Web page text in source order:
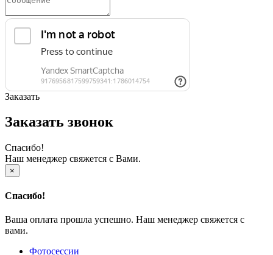
Заказать
Заказать звонок
Спасибо!
Наш менеджер свяжется с Вами.
×
Спасибо!
Ваша оплата прошла успешно. Наш менеджер свяжется с
вами.
Фотосессии